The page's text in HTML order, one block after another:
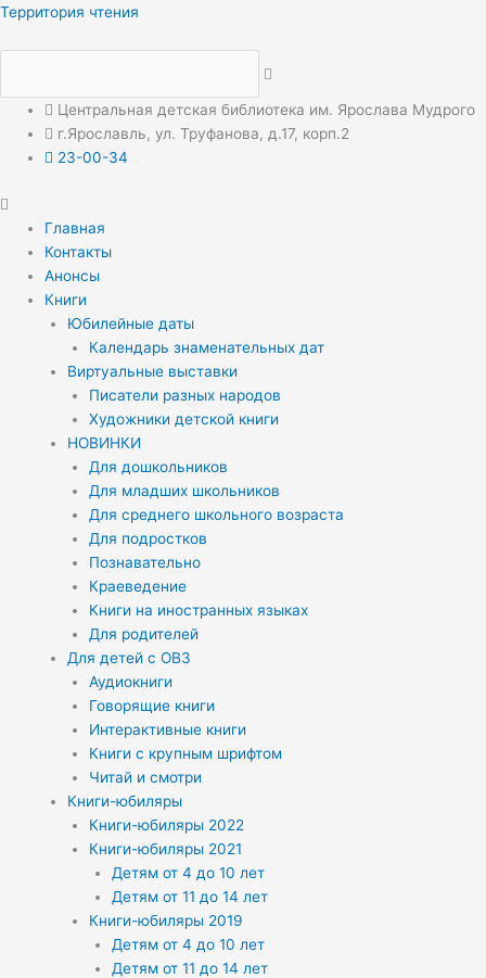
Перейти
Территория чтения
Центральная детская библиотека им. Ярослава Мудрого
г.Ярославль, ул. Труфанова, д.17, корп.2
23-00-34
Меню
Главная
Контакты
Анонсы
Книги
Юбилейные даты
Календарь знаменательных дат
Виртуальные выставки
Писатели разных народов
Художники детской книги
НОВИНКИ
Для дошкольников
Для младших школьников
Для среднего школьного возраста
Для подростков
Познавательно
Краеведение
Книги на иностранных языках
Для родителей
Для детей с ОВЗ
Аудиокниги
Говорящие книги
Интерактивные книги
Книги с крупным шрифтом
Читай и смотри
Книги-юбиляры
Книги-юбиляры 2022
Книги-юбиляры 2021
Детям от 4 до 10 лет
Детям от 11 до 14 лет
Книги-юбиляры 2019
Детям от 4 до 10 лет
Детям от 11 до 14 лет
Меню